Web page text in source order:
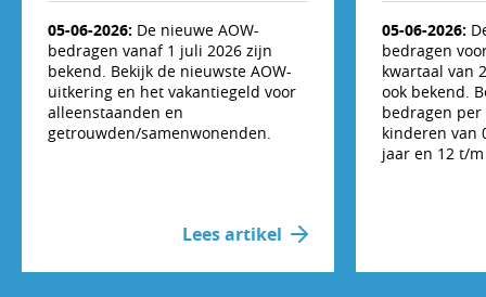
05-06-2026: De nieuwe AOW-
bedragen vanaf 1 juli 2026 zijn
bekend. Bekijk de nieuwste AOW-
uitkering en het vakantiegeld voor
alleenstaanden en
getrouwden/samenwonenden.
Lees artikel
05-06-2026:
bedragen
kwartaal van
ook bekend.
bedragen
kinderen van
jaar en 12 t/